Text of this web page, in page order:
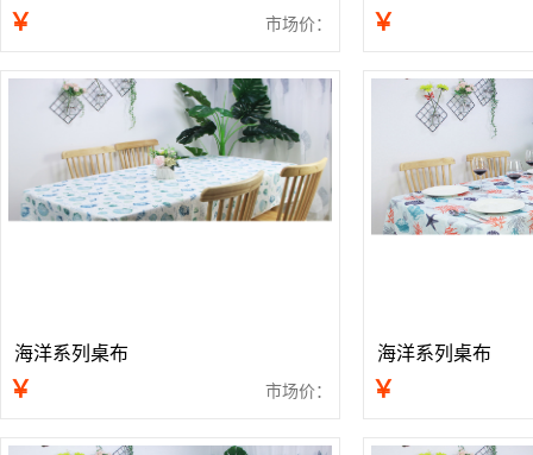
￥ 市场价： ￥
海洋系列桌布
￥ 市场价：
海洋系列桌布
￥